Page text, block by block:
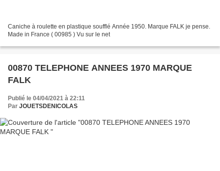
Caniche à roulette en plastique soufflé Année 1950. Marque FALK je pense.
Made in France ( 00985 ) Vu sur le net
00870 TELEPHONE ANNEES 1970 MARQUE
FALK
Publié le 04/04/2021 à 22:11
Par JOUETSDENICOLAS